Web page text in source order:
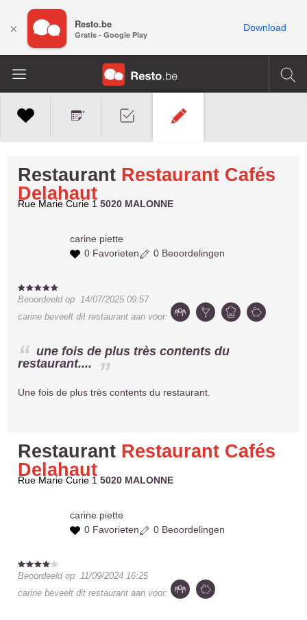
Restaurant Restaurant Cafés
Delahaut
Rue Marie Curie 15020 MALONNE
carine piette
0 Favorieten
0 Beoordelingen
Beoordeeld op14/07/2025 09:57
carine beveelt dit restaurant aan voor:
une fois de plus très contents du
restaurant....
Une fois de plus très contents du restaurant.
Restaurant Restaurant Cafés
Delahaut
Rue Marie Curie 15020 MALONNE
carine piette
0 Favorieten
0 Beoordelingen
Beoordeeld op11/09/2024 16:25
carine beveelt dit restaurant aan voor:
× Resto.be
Gratis - Google Play
Download